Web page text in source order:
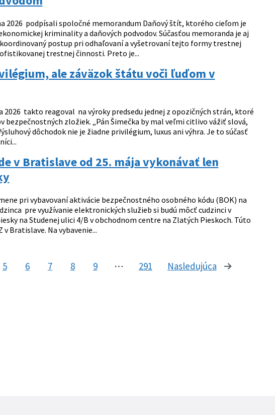
2026 podpísali spoločné memorandum Daňový štít, ktorého cieľom je
kriminality a daňových podvodov. Súčasťou memoranda je aj
postup pri odhaľovaní a vyšetrovaní tejto formy trestnej
trestnej činnosti. Preto je...
ale záväzok štátu voči ľuďom v
takto reagoval na výroky predsedu jednej z opozičných strán, ktoré
zložiek. „Pán Šimečka by mal veľmi citlivo vážiť slová,
dôchodok nie je žiadne privilégium, luxus ani výhra. Je to súčasť
v Bratislave od 25. mája vykonávať len
pri vybavovaní aktivácie bezpečnostného osobného kódu (BOK) na
pre využívanie elektronických služieb si budú môcť cudzinci v
na Studenej ulici 4/B v obchodnom centre na Zlatých Pieskoch. Túto
Bratislave. Na vybavenie...
5 6 7 8 9 ⋯ 291 Nasledujúca stránka